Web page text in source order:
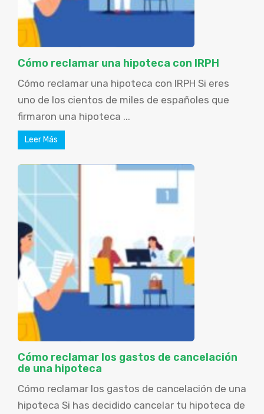
Cómo reclamar una hipoteca con IRPH
Cómo reclamar una hipoteca con IRPH Si eres
uno de los cientos de miles de españoles que
firmaron una hipoteca ...
Leer Más
Cómo reclamar los gastos de cancelación
de una hipoteca
Cómo reclamar los gastos de cancelación de una
hipoteca Si has decidido cancelar tu hipoteca de